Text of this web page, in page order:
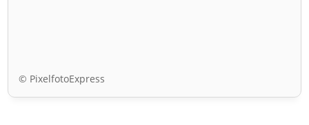
© PixelfotoExpress